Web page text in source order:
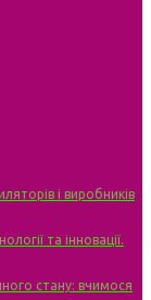
і виробників
та інновації.
стану: вчимося